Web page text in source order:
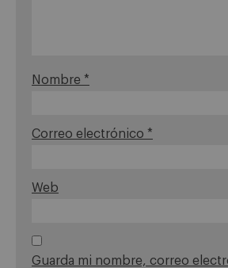
Nombre *
Correo electrónico *
Web
Guarda mi nombre, correo